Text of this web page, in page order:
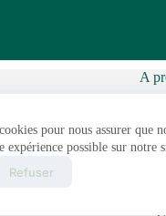
pour nous assurer que
possible sur notre
Refuser
A
Qui